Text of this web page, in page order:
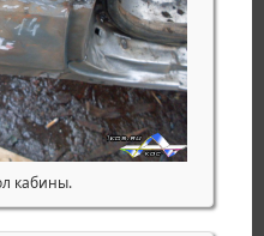
кабины.